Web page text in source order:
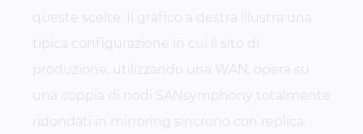
queste scelte. Il grafico a destra illustra una
tipica configurazione in cui il sito di
produzione, utilizzando una WAN, opera su
una coppia di nodi SANsymphony totalmente
ridondati in mirroring sincrono con replica